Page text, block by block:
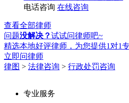
电话咨询 在线咨询
查看全部律师
问题没解决？试试问律师吧~
精选本地好评律师，为您提供1对1
立即问律师
律图 > 法律咨询 > 行政处罚咨询
专业服务